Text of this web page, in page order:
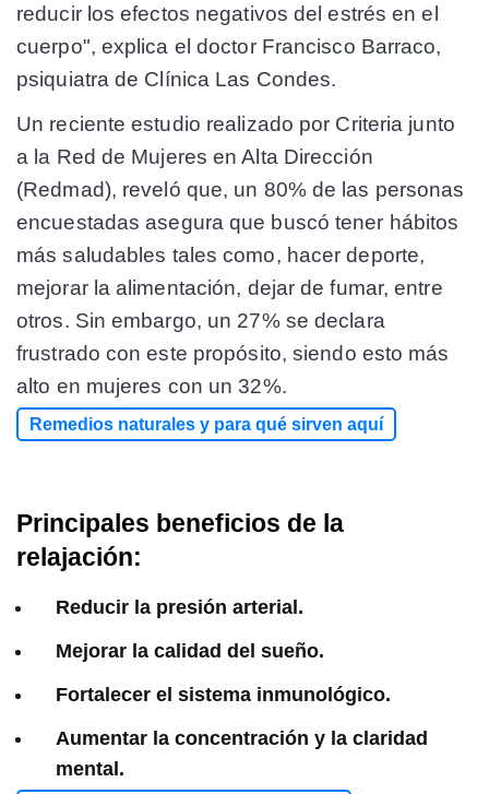
reducir los efectos negativos del estrés en el
cuerpo", explica el doctor Francisco Barraco,
psiquiatra de Clínica Las Condes.
Un reciente estudio realizado por Criteria junto
a la Red de Mujeres en Alta Dirección
(Redmad), reveló que, un 80% de las personas
encuestadas asegura que buscó tener hábitos
más saludables tales como, hacer deporte,
mejorar la alimentación, dejar de fumar, entre
otros. Sin embargo, un 27% se declara
frustrado con este propósito, siendo esto más
alto en mujeres con un 32%.
Remedios naturales y para qué sirven aquí
Principales beneficios de la
relajación:
Reducir la presión arterial.
Mejorar la calidad del sueño.
Fortalecer el sistema inmunológico.
Aumentar la concentración y la claridad
mental.